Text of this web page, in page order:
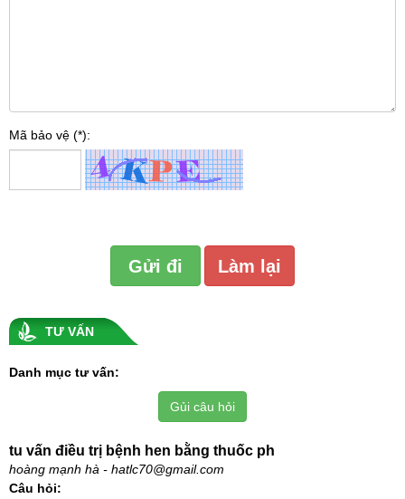
Mã bảo vệ (*):
TƯ VẤN
Danh mục tư vấn:
Gủi câu hỏi
tu vấn điều trị bệnh hen bằng thuốc ph
hoàng mạnh hà - hatlc70@gmail.com
Câu hỏi: